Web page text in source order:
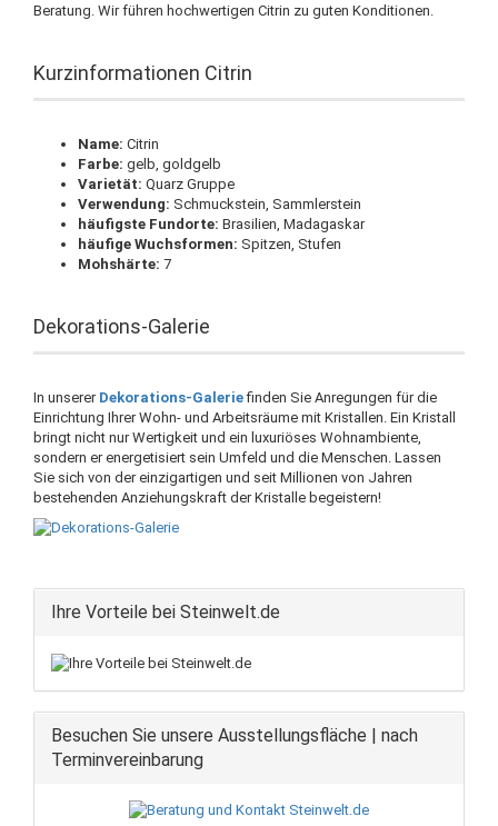
Beratung. Wir führen hochwertigen Citrin zu guten Konditionen.
Kurzinformationen Citrin
Name: Citrin
Farbe: gelb, goldgelb
Varietät: Quarz Gruppe
Verwendung: Schmuckstein, Sammlerstein
häufigste Fundorte: Brasilien, Madagaskar
häufige Wuchsformen: Spitzen, Stufen
Mohshärte: 7
Dekorations-Galerie
In unserer Dekorations-Galeriefinden Sie Anregungen für die
Einrichtung Ihrer Wohn- und Arbeitsräume mit Kristallen. Ein Kristall
bringt nicht nur Wertigkeit und ein luxuriöses Wohnambiente,
sondern er energetisiert sein Umfeld und die Menschen. Lassen
Sie sich von der einzigartigen und seit Millionen von Jahren
bestehenden Anziehungskraft der Kristalle begeistern!
Ihre Vorteile bei Steinwelt.de
Besuchen Sie unsere Ausstellungsfläche | nach
Terminvereinbarung